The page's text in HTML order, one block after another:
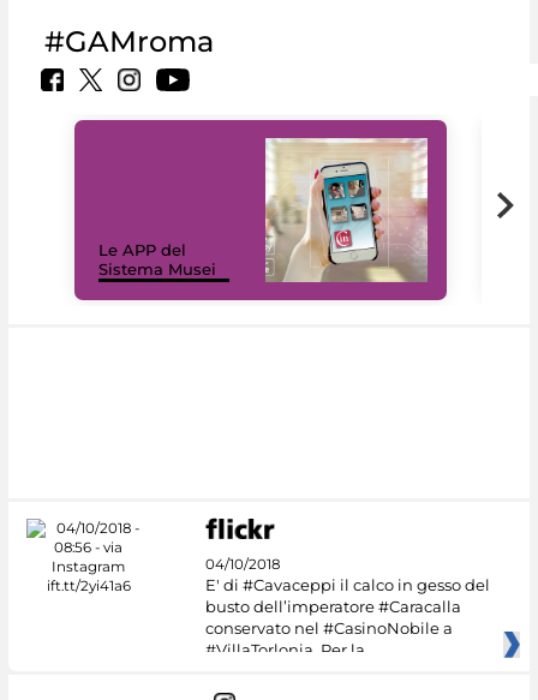
#GAMroma
Le APP del
Sistema Musei
04/10/2018
E' di #Cavaceppi il calco in gesso del
busto dell’imperatore #Caracalla
conservato nel #CasinoNobile a
#VillaTorlonia. Per la